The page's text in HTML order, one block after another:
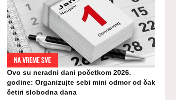
NA VREME SVE
Ovo su neradni dani početkom 2026.
godine: Organizujte sebi mini odmor od čak
četiri slobodna dana